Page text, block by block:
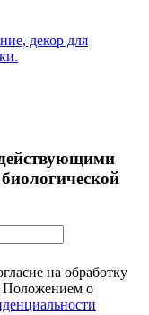
декор для
на обработку
Положением о